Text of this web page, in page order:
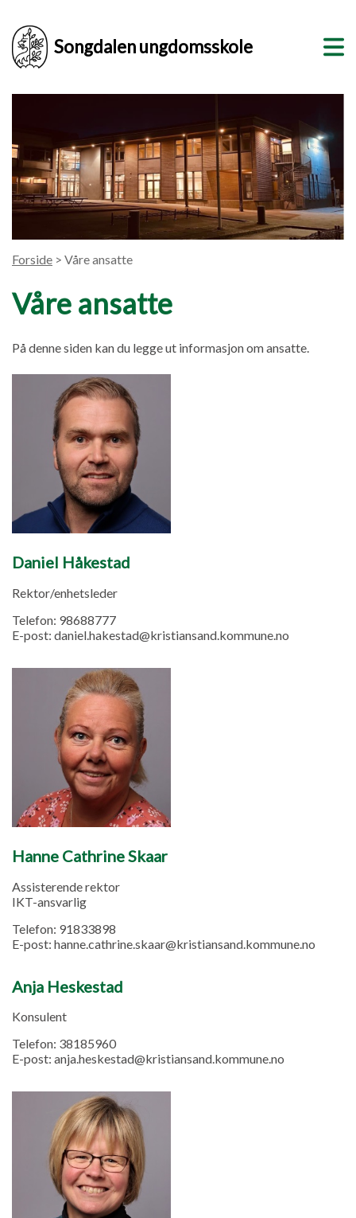
Songdalen ungdomsskole
Forside > Våre ansatte
Våre ansatte
På denne siden kan du legge ut informasjon om ansatte.
Daniel Håkestad
Rektor/enhetsleder
Telefon: 98688777
E-post: daniel.hakestad@kristiansand.kommune.no
Hanne Cathrine Skaar
Assisterende rektor
IKT-ansvarlig
Telefon: 91833898
E-post: hanne.cathrine.skaar@kristiansand.kommune.no
Anja Heskestad
Konsulent
Telefon: 38185960
E-post: anja.heskestad@kristiansand.kommune.no